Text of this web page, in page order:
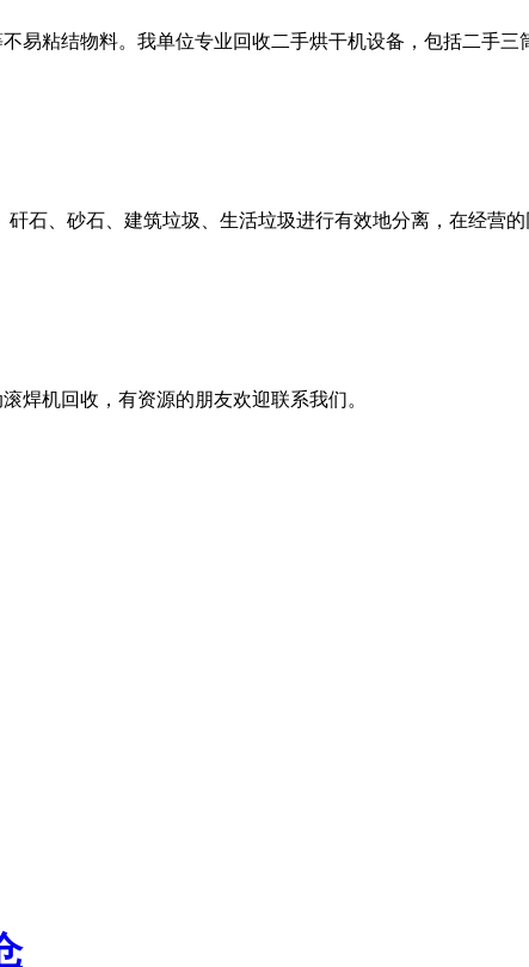
易粘结物料。我单位专业回收二手烘干机设备，包括二手
石、砂石、建筑垃圾、生活垃圾进行有效地分离，在经营
焊机回收，有资源的朋友欢迎联系我们。